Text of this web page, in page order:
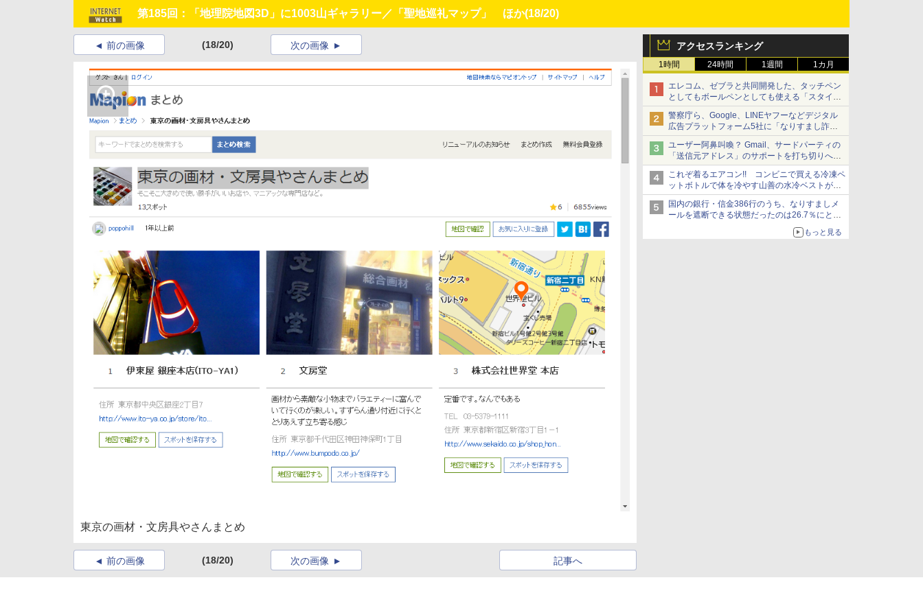
第185回：「地理院地図3D」に1003山ギャラリー／「聖地巡礼マップ」 ほか(18/20)
アクセスランキング
1時間 24時間 1週間 1カ月
エレコム、ゼブラと共同開発した、タッチペン
としてもボールペンとしても使える「スタイラ
スツーウェイ」発売 iPadにも紙にも、持ち替
えずに書き込める
警察庁ら、Google、LINEヤフーなどデジタル
広告プラットフォーム5社に「なりすまし詐欺
広告」対策強化を要請 著名人の写真や映像を
使った投資詐欺などへの対策として
ユーザー阿鼻叫喚？ Gmail、サードパーティの
「送信元アドレス」のサポートを打ち切りへ
【やじうまWatch】
これぞ着るエアコン!! コンビニで買える冷凍ペ
ットボトルで体を冷やす山善の水冷ベストがロ
ードバイクにちょうどいい【ぼっち・ざ・ろー
ど！その14】【空いた時間でなにしてる？】
国内の銀行・信金386行のうち、なりすましメ
ールを遮断できる状態だったのは26.7％にとど
まる～GMOブランドセキュリティ調査
もっと見る
前の画像 (18/20) 次の画像
東京の画材・文房具やさんまとめ
前の画像 (18/20) 記事へ
次の画像